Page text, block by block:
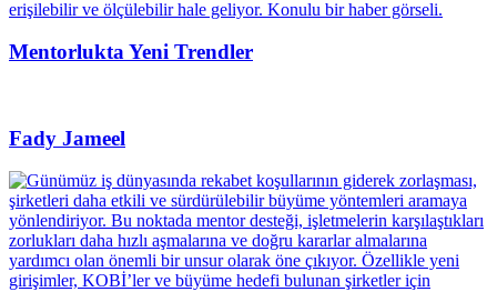
Mentorlukta Yeni Trendler
Fady Jameel